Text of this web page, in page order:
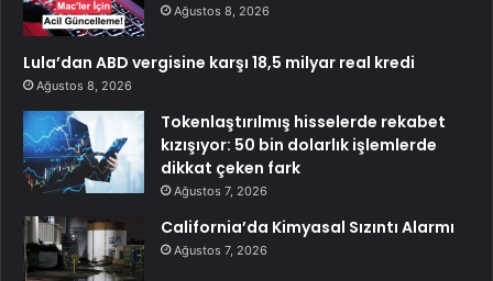
Ağustos 8, 2026
Lula’dan ABD vergisine karşı 18,5 milyar real kredi
Ağustos 8, 2026
Tokenlaştırılmış hisselerde rekabet
kızışıyor: 50 bin dolarlık işlemlerde
dikkat çeken fark
Ağustos 7, 2026
California’da Kimyasal Sızıntı Alarmı
Ağustos 7, 2026